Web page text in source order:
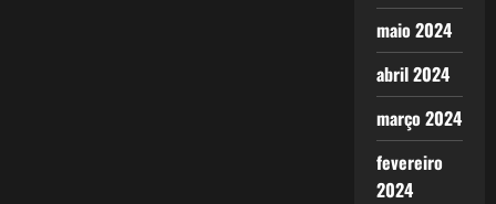
maio 2024
abril 2024
março 2024
fevereiro
2024